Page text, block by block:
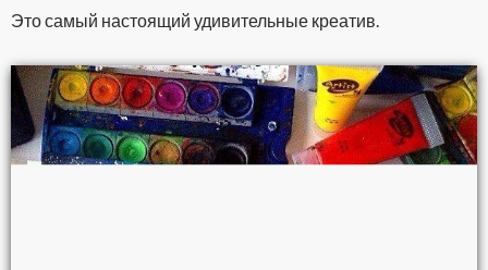
Это самый настоящий удивительные креатив.